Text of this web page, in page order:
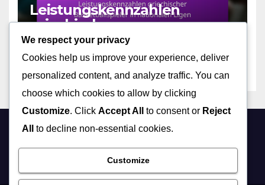
Leistungskennzahlen
griechischer
Basketballspieler in
nationalen Ligen
16/12/2025 JASON CALDWELL
notizievangeliche.com
We respect your privacy
Cookies help us improve your experience, deliver
personalized content, and analyze traffic. You can
choose which cookies to allow by clicking
Customize. Click Accept All to consent or Reject
All
to decline non-essential cookies.
Customize